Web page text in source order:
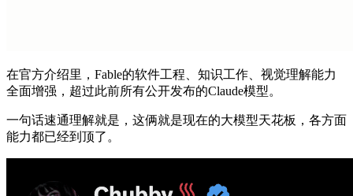
在官方介绍里，Fable的软件工程、知识工作、视觉理解能力
全面增强，超过此前所有公开发布的Claude模型。
一句话速通理解就是，这俩就是现在的大模型天花板，各方面
能力都已经到顶了。